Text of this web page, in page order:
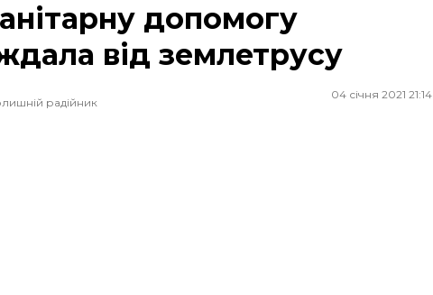
допомогу
від землетрусу
радійник
04 січня 2021 21:14